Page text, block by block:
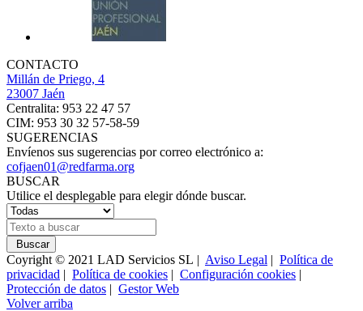
CONTACTO
Millán de Priego, 4
23007 Jaén
Centralita: 953 22 47 57
CIM: 953 30 32 57-58-59
SUGERENCIAS
Envíenos sus sugerencias por correo electrónico a:
cofjaen01@redfarma.org
BUSCAR
Utilice el desplegable para elegir dónde buscar.
Buscar
Coyright © 2021 LAD Servicios SL | Aviso Legal | Política de
privacidad | Política de cookies | Configuración cookies |
Protección de datos | Gestor Web
Volver arriba